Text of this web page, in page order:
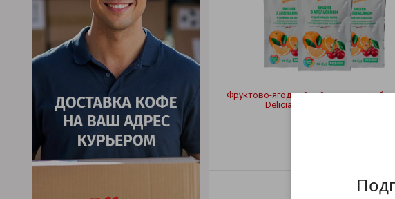
Фруктово-ягодный чай концентрат без
Delicia Вишня и апельсин 50г